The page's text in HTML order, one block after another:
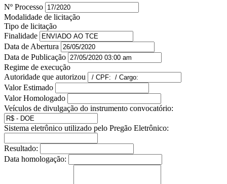
Nº Processo
Modalidade de licitação
Tipo de licitação
Finalidade
Data de Abertura
Data de Publicação
Regime de execução
Autoridade que autorizou
Valor Estimado
Valor Homologado
Veículos de divulgação do instrumento convocatório:
Sistema eletrônico utilizado pelo Pregão Eletrônico:
Resultado:
Data homologação: